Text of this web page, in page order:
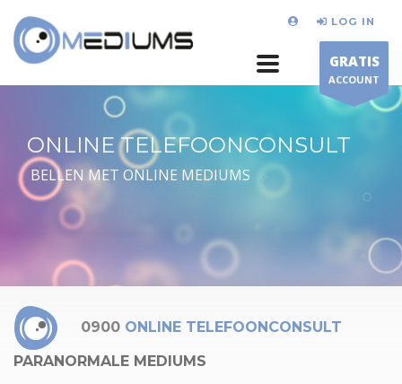
LOG IN
GRATIS
ACCOUNT
ONLINE TELEFOONCONSULT
BELLEN MET ONLINE MEDIUMS
0900 ONLINE TELEFOONCONSULT
PARANORMALE MEDIUMS